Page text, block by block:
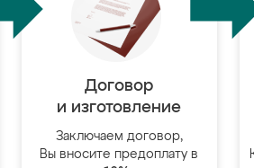
Договор
и изготовление
Заключаем договор,
Вы вносите предоплату в